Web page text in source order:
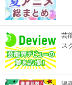
芸
ス